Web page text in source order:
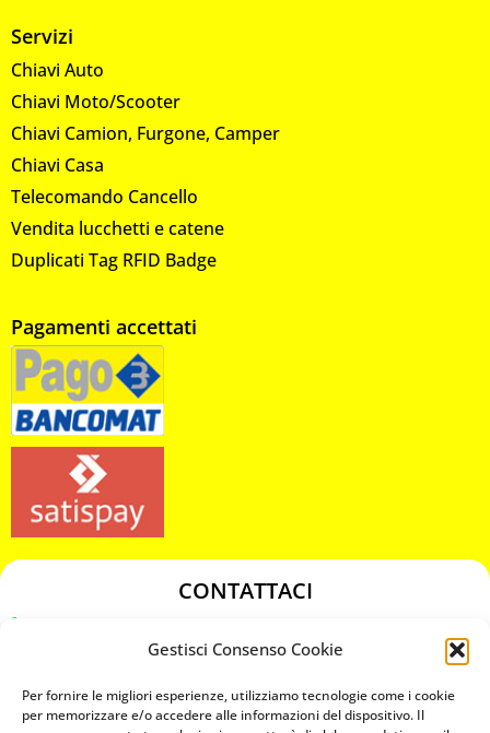
Gestisci Consenso Cookie
Per fornire le migliori esperienze, utilizziamo tecnologie come i cookie
per memorizzare e/o accedere alle informazioni del dispositivo. Il
Servizi
Chiavi Auto
Chiavi Moto/Scooter
Chiavi Camion, Furgone, Camper
Chiavi Casa
Telecomando Cancello
Vendita lucchetti e catene
Duplicati Tag RFID Badge
Pagamenti accettati
CONTATTACI
chiavicodificate@gmail.com